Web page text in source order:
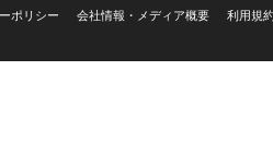
ポリシー 会社情報・メディア概要 利用規